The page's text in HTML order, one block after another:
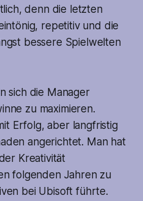
denn die letzten
repetitiv und die
bessere Spielwelten
sich die Manager
zu maximieren.
Erfolg, aber langfristig
angerichtet. Man hat
Kreativität
folgenden Jahren zu
bei Ubisoft führte.